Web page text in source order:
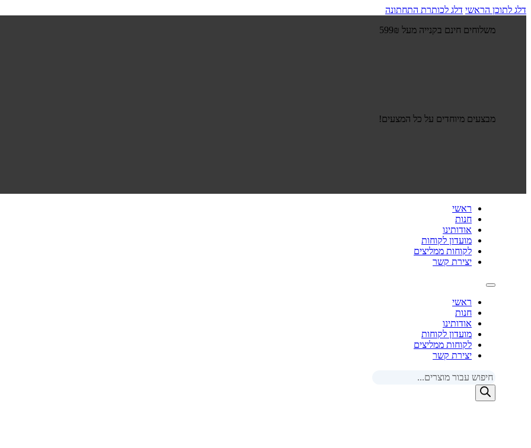
דלג לתוכן הראשי דלג לכותרת התחתונה
משלוחים חינם בקנייה מעל 599₪
מבצעים מיוחדים על כל המצעים!
ראשי
חנות
אודותינו
מועדון לקוחות
לקוחות ממליצים
יצירת קשר
ראשי
חנות
אודותינו
מועדון לקוחות
לקוחות ממליצים
יצירת קשר
Products
search